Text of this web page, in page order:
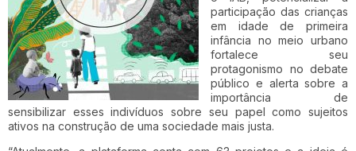
participação das crianças
em idade de primeira
infância no meio urbano
fortalece seu
protagonismo no debate
público e alerta sobre a
importância de
sensibilizar esses indivíduos sobre seu papel como sujeitos
ativos na construção de uma sociedade mais justa.